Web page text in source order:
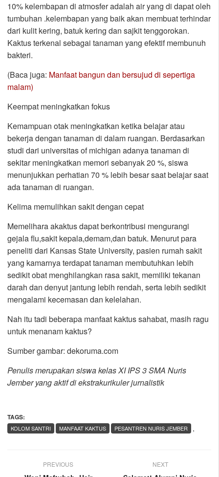
10% kelembapan di atmosfer adalah air yang di dapat oleh
tumbuhan .kelembapan yang baik akan membuat terhindar
dari kulit kering, batuk kering dan sajkit tenggorokan.
Kaktus terkenal sebagai tanaman yang efektif membunuh
bakteri.
(Baca juga: Manfaat bangun dan bersujud di sepertiga
malam)
Keempat meningkatkan fokus
Kemampuan otak meningkatkan ketika belajar atau
bekerja dengan tanaman di dalam ruangan. Berdasarkan
studi dari universitas of michigan adanya tanaman di
sekitar meningkatkan memori sebanyak 20 %, siswa
menunjukkan perhatian 70 % lebih besar saat belajar saat
ada tanaman di ruangan.
Kelima memulihkan sakit dengan cepat
Memelihara akaktus dapat berkontribusi mengurangi
gejala flu,sakit kepala,demam,dan batuk. Menurut para
peneliti dari Kansas State University, pasien rumah sakit
yang kamarnya terdapat tanaman membutuhkan lebih
sedikit obat menghilangkan rasa sakit, memiliki tekanan
darah dan denyut jantung lebih rendah, serta lebih sedikit
mengalami kecemasan dan kelelahan.
Nah itu tadi beberapa manfaat kaktus sahabat, masih ragu
untuk menanam kaktus?
Sumber gambar: dekoruma.com
Penulis merupakan siswa kelas XI IPS 3 SMA Nuris
Jember yang aktif di ekstrakurikuler jurnalistik
TAGS:
,
KOLOM SANTRI MANFAAT KAKTUS PESANTREN NURIS JEMBER
PREVIOUS NEXT